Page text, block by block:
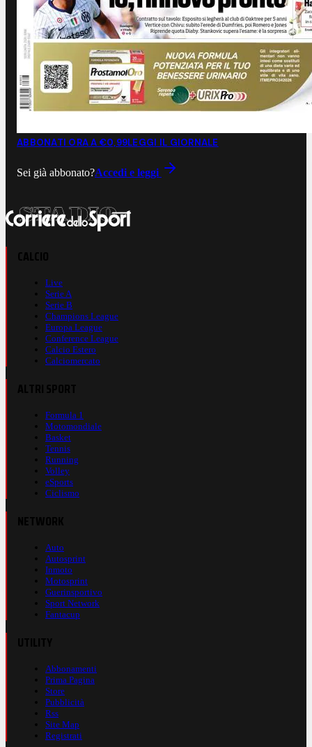
ABBONATI ORA A €0,99LEGGI IL GIORNALE
Sei già abbonato?Accedi e leggi
Live
Serie A
Serie B
Champions League
Europa League
Conference League
Calcio Estero
Calciomercato
Formula 1
Motomondiale
Basket
Tennis
Running
Volley
eSports
Ciclismo
Auto
Autosprint
Inmoto
Motosprint
Guerinsportivo
Sport Network
Fantacup
Abbonamenti
Prima Pagina
Store
Pubblicità
Rss
Site Map
Registrati